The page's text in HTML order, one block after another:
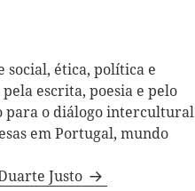
social, ética, política e
escrita, poesia e pelo
o diálogo intercultural
em Portugal, mundo
Justo